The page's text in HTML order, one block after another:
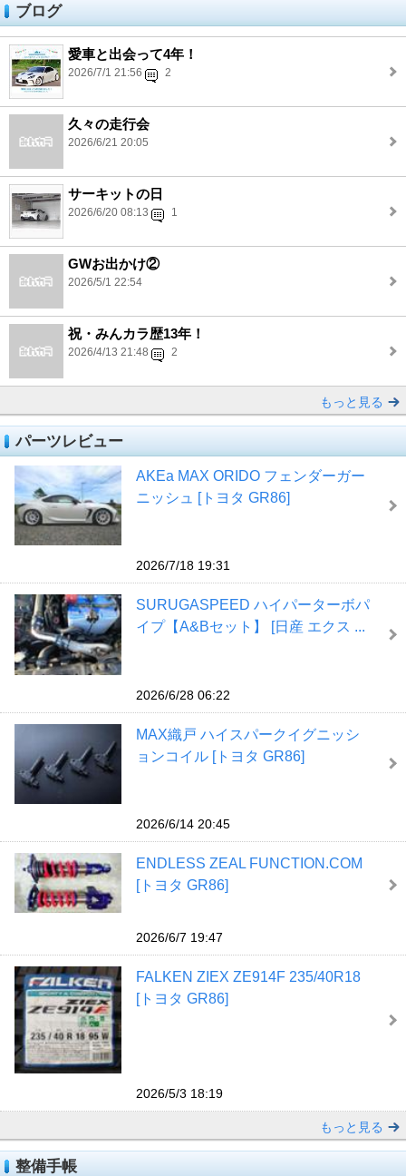
ブログ
愛車と出会って4年！
2026/7/1 21:56 2
久々の走行会
2026/6/21 20:05
サーキットの日
2026/6/20 08:13 1
GWお出かけ②
2026/5/1 22:54
祝・みんカラ歴13年！
2026/4/13 21:48 2
もっと見る
パーツレビュー
AKEa MAX ORIDO フェンダーガー
ニッシュ [トヨタ GR86]
2026/7/18 19:31
SURUGASPEED ハイパーターボパ
イプ【A&Bセット】 [日産 エクス ...
2026/6/28 06:22
MAX織戸 ハイスパークイグニッシ
ョンコイル [トヨタ GR86]
2026/6/14 20:45
ENDLESS ZEAL FUNCTION.COM
[トヨタ GR86]
2026/6/7 19:47
FALKEN ZIEX ZE914F 235/40R18
[トヨタ GR86]
2026/5/3 18:19
もっと見る
整備手帳